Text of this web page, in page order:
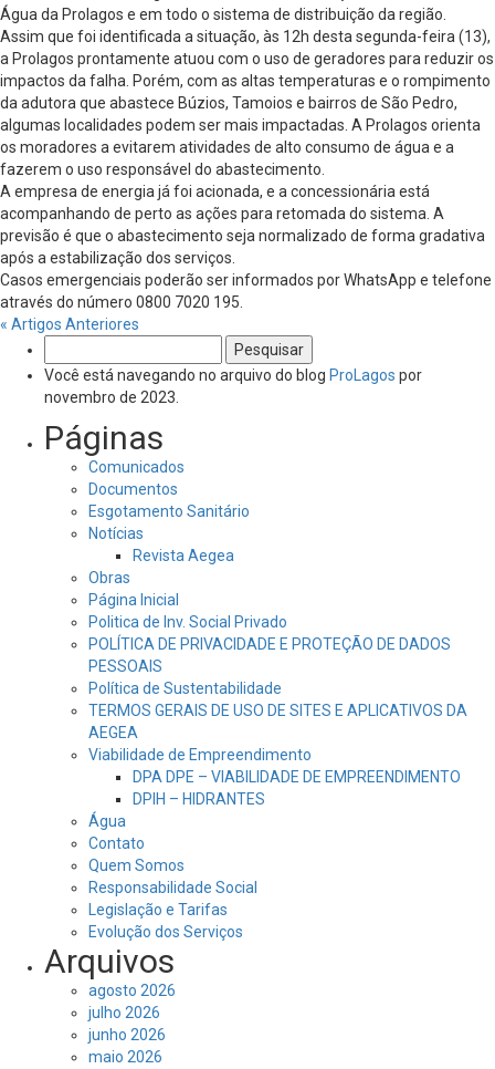
Água da Prolagos e em todo o sistema de distribuição da região.
Assim que foi identificada a situação, às 12h desta segunda-feira (13),
a Prolagos prontamente atuou com o uso de geradores para reduzir os
impactos da falha. Porém, com as altas temperaturas e o rompimento
da adutora que abastece Búzios, Tamoios e bairros de São Pedro,
algumas localidades podem ser mais impactadas. A Prolagos orienta
os moradores a evitarem atividades de alto consumo de água e a
fazerem o uso responsável do abastecimento.
A empresa de energia já foi acionada, e a concessionária está
acompanhando de perto as ações para retomada do sistema. A
previsão é que o abastecimento seja normalizado de forma gradativa
após a estabilização dos serviços.
Casos emergenciais poderão ser informados por WhatsApp e telefone
através do número 0800 7020 195.
« Artigos Anteriores
por:
Você está navegando no arquivo do blog ProLagos por
novembro de 2023.
Páginas
Comunicados
Documentos
Esgotamento Sanitário
Notícias
Revista Aegea
Obras
Página Inicial
Politica de Inv. Social Privado
POLÍTICA DE PRIVACIDADE E PROTEÇÃO DE DADOS
PESSOAIS
Política de Sustentabilidade
TERMOS GERAIS DE USO DE SITES E APLICATIVOS DA
AEGEA
Viabilidade de Empreendimento
DPA DPE – VIABILIDADE DE EMPREENDIMENTO
DPIH – HIDRANTES
Água
Contato
Quem Somos
Responsabilidade Social
Legislação e Tarifas
Evolução dos Serviços
Arquivos
agosto 2026
julho 2026
junho 2026
maio 2026